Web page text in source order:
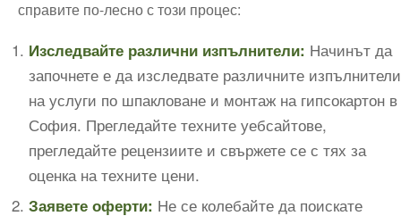
справите по-лесно с този процес:
Изследвайте различни изпълнители: Начинът да
започнете е да изследвате различните изпълнители
на услуги по шпакловане и монтаж на гипсокартон в
София. Прегледайте техните уебсайтове,
прегледайте рецензиите и свържете се с тях за
оценка на техните цени.
Заявете оферти: Не се колебайте да поискате